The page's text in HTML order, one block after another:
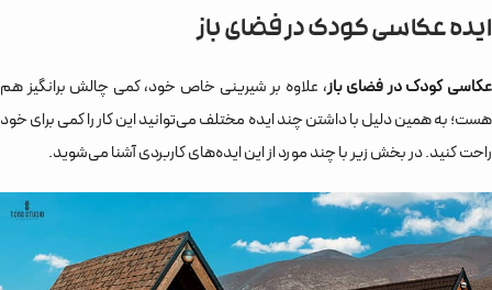
ایده عکاسی کودک در فضای باز
عکاسی کودک در فضای باز، علاوه بر شیرینی خاص خود، کمی چالش برانگیز هم
هست؛ به همین دلیل با داشتن چند ایده مختلف می‌توانید این کار را کمی برای خود
راحت کنید. در بخش زیر با چند مورد از این ایده‌های کاربردی آشنا می‌شوید.